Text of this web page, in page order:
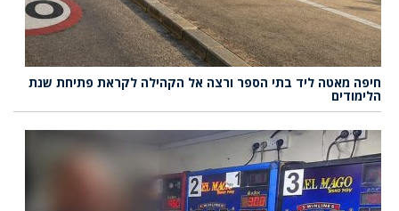
חיפה מאטה ליד בתי הספר ורצה אל הקהילה לקראת פתיחת שנת
הלימודים